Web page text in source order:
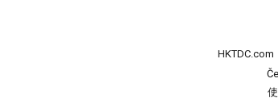
HKTDC.com